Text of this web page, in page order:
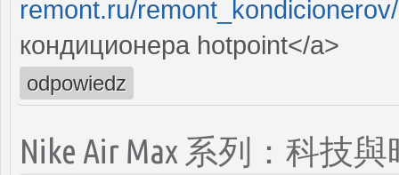
remont.ru/
кондиционера hоtpoint</a>
odpowiedz
Nike Air Max 系列：科技